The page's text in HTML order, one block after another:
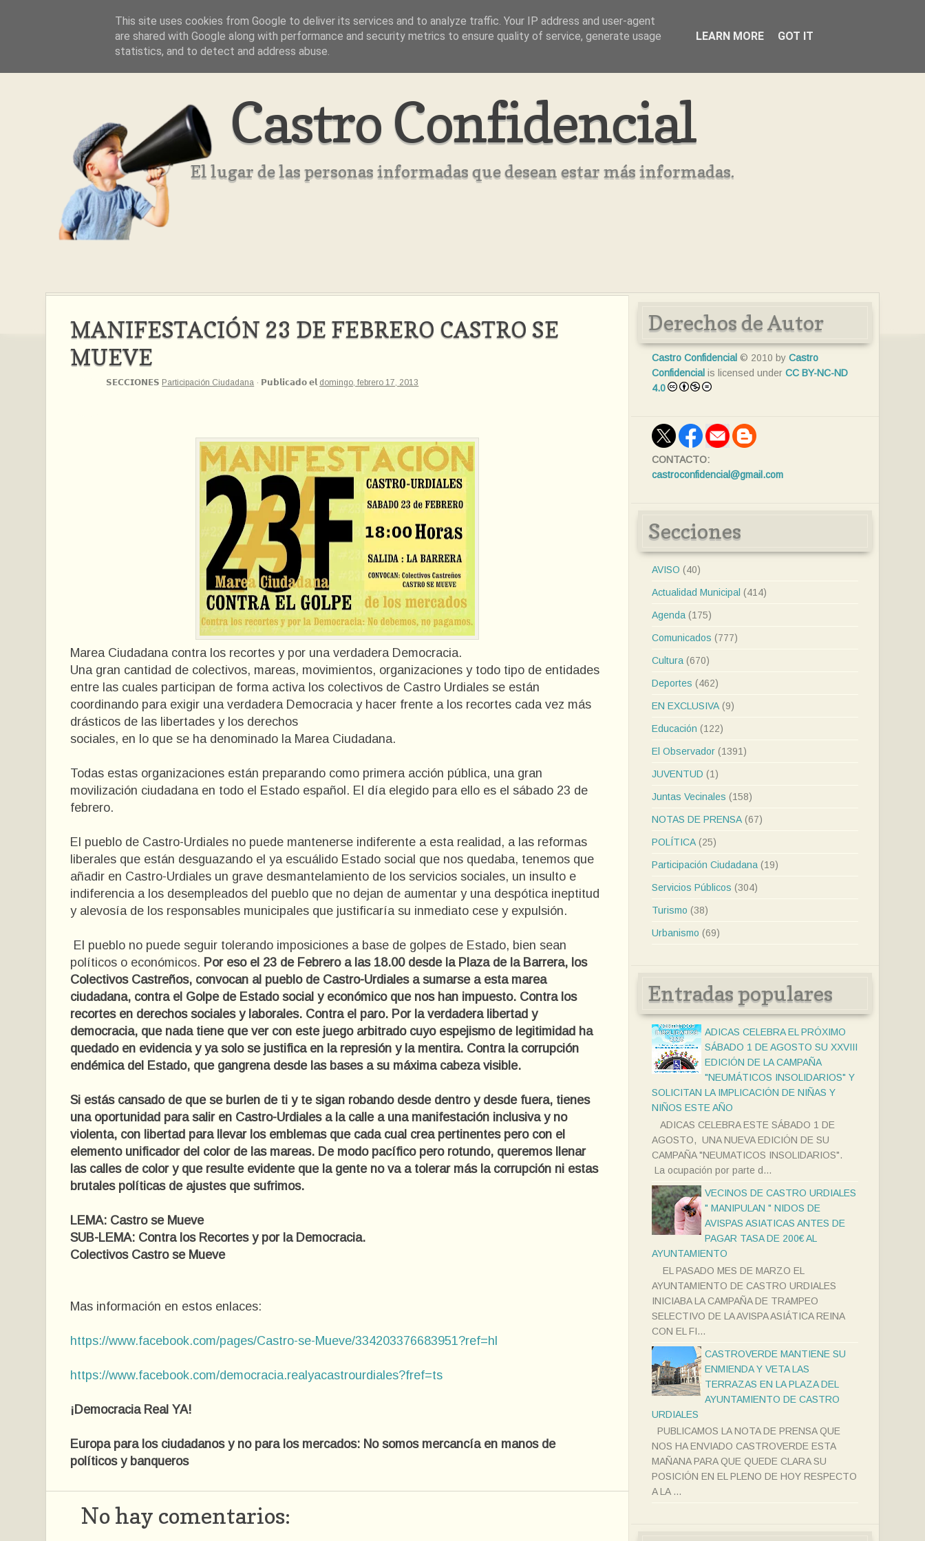
Aviso Legal Quienes Somos ??
Castro Confidencial
El lugar de las personas informadas que desean estar más informadas.
MANIFESTACIÓN 23 DE FEBRERO CASTRO SE
MUEVE
𝗦𝗘𝗖𝗖𝗜𝗢𝗡𝗘𝗦 Participación Ciudadana · 𝗣𝘂𝗯𝗹𝗶𝗰𝗮𝗱𝗼 𝗲𝗹 domingo, febrero 17, 2013
Marea Ciudadana contra los recortes y por una verdadera Democracia.
Una gran cantidad de colectivos, mareas, movimientos, organizaciones y todo tipo de entidades
entre las cuales participan de forma activa los colectivos de Castro Urdiales se están
coordinando para exigir una verdadera Democracia y hacer frente a los recortes cada vez más
drásticos de las libertades y los derechos
sociales, en lo que se ha denominado la Marea Ciudadana.
Todas estas organizaciones están preparando como primera acción pública, una gran
movilización ciudadana en todo el Estado español. El día elegido para ello es el sábado 23 de
febrero.
El pueblo de Castro-Urdiales no puede mantenerse indiferente a esta realidad, a las reformas
liberales que están desguazando el ya escuálido Estado social que nos quedaba, tenemos que
añadir en Castro-Urdiales un grave desmantelamiento de los servicios sociales, un insulto e
indiferencia a los desempleados del pueblo que no dejan de aumentar y una despótica ineptitud
y alevosía de los responsables municipales que justificaría su inmediato cese y expulsión.
El pueblo no puede seguir tolerando imposiciones a base de golpes de Estado, bien sean
políticos o económicos. Por eso el 23 de Febrero a las 18.00 desde la Plaza de la Barrera, los
Colectivos Castreños, convocan al pueblo de Castro-Urdiales a sumarse a esta marea
ciudadana, contra el Golpe de Estado social y económico que nos han impuesto. Contra los
recortes en derechos sociales y laborales. Contra el paro. Por la verdadera libertad y
democracia, que nada tiene que ver con este juego arbitrado cuyo espejismo de legitimidad ha
quedado en evidencia y ya solo se justifica en la represión y la mentira. Contra la corrupción
endémica del Estado, que gangrena desde las bases a su máxima cabeza visible.
Si estás cansado de que se burlen de ti y te sigan robando desde dentro y desde fuera, tienes
una oportunidad para salir en Castro-Urdiales a la calle a una manifestación inclusiva y no
violenta, con libertad para llevar los emblemas que cada cual crea pertinentes pero con el
elemento unificador del color de las mareas. De modo pacífico pero rotundo, queremos llenar
las calles de color y que resulte evidente que la gente no va a tolerar más la corrupción ni estas
brutales políticas de ajustes que sufrimos.
LEMA: Castro se Mueve
SUB-LEMA: Contra los Recortes y por la Democracia.
Colectivos Castro se Mueve
Mas información en estos enlaces:
https://www.facebook.com/pages/Castro-se-Mueve/334203376683951?ref=hl
https://www.facebook.com/democracia.realyacastrourdiales?fref=ts
¡Democracia Real YA!
Europa para los ciudadanos y no para los mercados: No somos mercancía en manos de
políticos y banqueros
No hay comentarios:
Derechos de Autor
Castro Confidencial © 2010 by Castro
Confidencial is licensed under CC BY-NC-ND
4.0
CONTACTO:
castroconfidencial@gmail.com
Secciones
AVISO (40)
Actualidad Municipal (414)
Agenda (175)
Comunicados (777)
Cultura (670)
Deportes (462)
EN EXCLUSIVA (9)
Educación (122)
El Observador (1391)
JUVENTUD (1)
Juntas Vecinales (158)
NOTAS DE PRENSA (67)
POLÍTICA (25)
Participación Ciudadana (19)
Servicios Públicos (304)
Turismo (38)
Urbanismo (69)
Entradas populares
ADICAS CELEBRA EL PRÓXIMO
SÁBADO 1 DE AGOSTO SU XXVIII
EDICIÓN DE LA CAMPAÑA
"NEUMÁTICOS INSOLIDARIOS" Y
SOLICITAN LA IMPLICACIÓN DE NIÑAS Y
NIÑOS ESTE AÑO
ADICAS CELEBRA ESTE SÁBADO 1 DE
AGOSTO, UNA NUEVA EDICIÓN DE SU
CAMPAÑA "NEUMATICOS INSOLIDARIOS".
La ocupación por parte d...
VECINOS DE CASTRO URDIALES
" MANIPULAN " NIDOS DE
AVISPAS ASIATICAS ANTES DE
PAGAR TASA DE 200€ AL
AYUNTAMIENTO
EL PASADO MES DE MARZO EL
AYUNTAMIENTO DE CASTRO URDIALES
INICIABA LA CAMPAÑA DE TRAMPEO
SELECTIVO DE LA AVISPA ASIÁTICA REINA
CON EL FI...
CASTROVERDE MANTIENE SU
ENMIENDA Y VETA LAS
TERRAZAS EN LA PLAZA DEL
AYUNTAMIENTO DE CASTRO
URDIALES
PUBLICAMOS LA NOTA DE PRENSA QUE
NOS HA ENVIADO CASTROVERDE ESTA
MAÑANA PARA QUE QUEDE CLARA SU
POSICIÓN EN EL PLENO DE HOY RESPECTO
A LA ...
This site uses cookies from Google to deliver its services and to analyze traffic. Your IP address and user-agent
are shared with Google along with performance and security metrics to ensure quality of service, generate usage
statistics, and to detect and address abuse.
LEARN MORE GOT IT